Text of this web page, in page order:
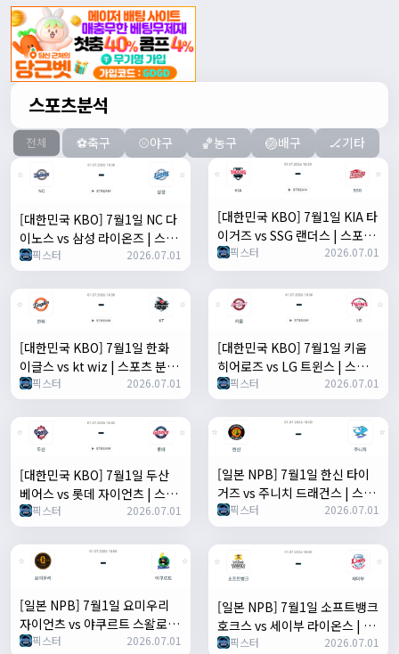
스포츠분석
전체 ⚽축구 ⚾야구 🏀농구 🏐배구 🏒기타
[대한민국 KBO] 7월1일 NC 다
이노스 vs 삼성 라이온즈 | 스포
츠 분석 무료 중계 토친놈
픽스터 2026.07.01
[대한민국 KBO] 7월1일 KIA 타
이거즈 vs SSG 랜더스 | 스포츠
분석 무료 중계 토친놈
픽스터 2026.07.01
[대한민국 KBO] 7월1일 한화
이글스 vs kt wiz | 스포츠 분석
무료 중계 토친놈
픽스터 2026.07.01
[대한민국 KBO] 7월1일 키움
히어로즈 vs LG 트윈스 | 스포츠
분석 무료 중계 토친놈
픽스터 2026.07.01
[대한민국 KBO] 7월1일 두산
베어스 vs 롯데 자이언츠 | 스포
츠 분석 무료 중계 토친놈
픽스터 2026.07.01
[일본 NPB] 7월1일 한신 타이
거즈 vs 주니치 드래건스 | 스포
츠 분석 무료 중계 토친놈
픽스터 2026.07.01
[일본 NPB] 7월1일 요미우리
자이언츠 vs 야쿠르트 스왈로즈
| 스포츠 분석 무료 중계 토친놈
픽스터 2026.07.01
[일본 NPB] 7월1일 소프트뱅크
호크스 vs 세이부 라이온스 | 스
포츠 분석 무료 중계 토친놈
픽스터 2026.07.01